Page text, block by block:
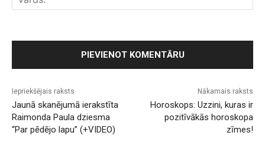
Iepriekšējais raksts
Jaunā skanējumā ierakstīta
Raimonda Paula dziesma
“Par pēdējo lapu” (+VIDEO)
Nākamais raksts
Horoskops: Uzzini, kuras ir
pozitīvākās horoskopa
zīmes!